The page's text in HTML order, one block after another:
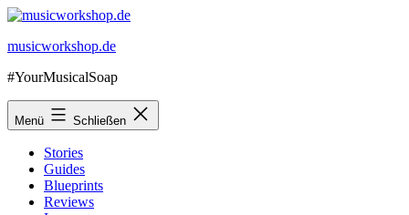
Zum
springen
musicworkshop.de
#YourMusicalSoap
Menü Schließen
Stories
Guides
Blueprints
Reviews